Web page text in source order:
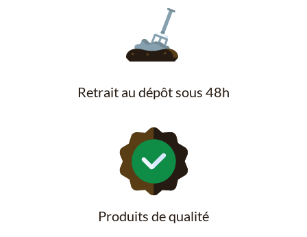
Retrait au dépôt sous 48h
Produits de qualité